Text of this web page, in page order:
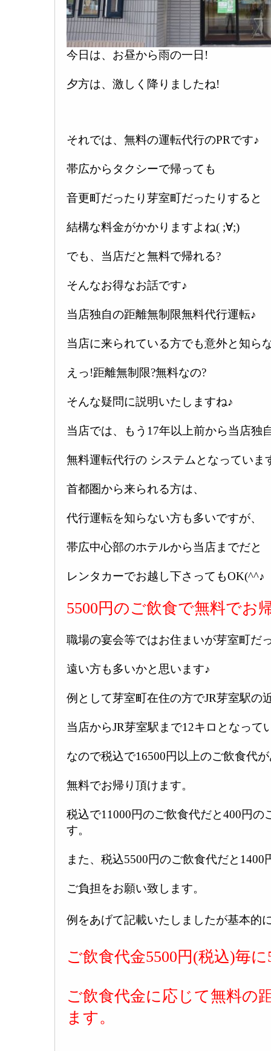
今日は、お昼から雨の一日!
夕方は、激しく降りましたね!
それでは、無料の運転代行のPRです♪
帯広からタクシーで帰っても
音更町だったり芽室町だったりすると
結構な料金がかかりますよね( ;∀;)
でも、当店だと無料で帰れる?
そんなお得なお話です♪
当店独自の距離無制限無料代行運転♪
当店に来られている方でも意外と知ら
えっ!距離無制限?無料なの?
そんな疑問に説明いたしますね♪
当店では、もう17年以上前から当店独
無料運転代行の システムとなっていま
首都圏から来られる方は、
代行運転を知らない方も多いですが、
帯広中心部のホテルから当店までだと
レンタカーでお越し下さってもOK(^^♪
5500円のご飲食で無料でお
職場の宴会等ではお住まいが芽室町だ
遠い方も多いかと思います♪
例として芽室町在住の方でJR芽室駅の
当店からJR芽室駅まで12キロとなって
なので税込で16500円以上のご飲食代
無料でお帰り頂けます。
税込で11000円のご飲食代だと400円の
す。
また、税込5500円のご飲食代だと1400
ご負担をお願い致します。
例をあげて記載いたしましたが基本的
ご飲食代金5500円(税込)毎
ご飲食代金に応じて無料の
ます。